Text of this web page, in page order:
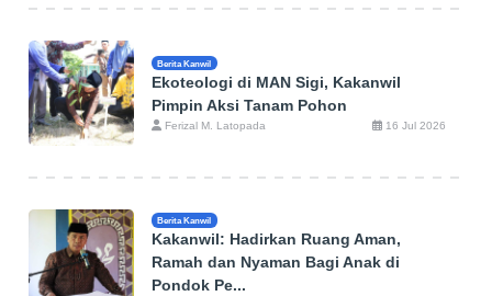
Berita Kanwil
Ekoteologi di MAN Sigi, Kakanwil
Pimpin Aksi Tanam Pohon
Ferizal M. Latopada 16 Jul 2026
Berita Kanwil
Kakanwil: Hadirkan Ruang Aman,
Ramah dan Nyaman Bagi Anak di
Pondok Pe...